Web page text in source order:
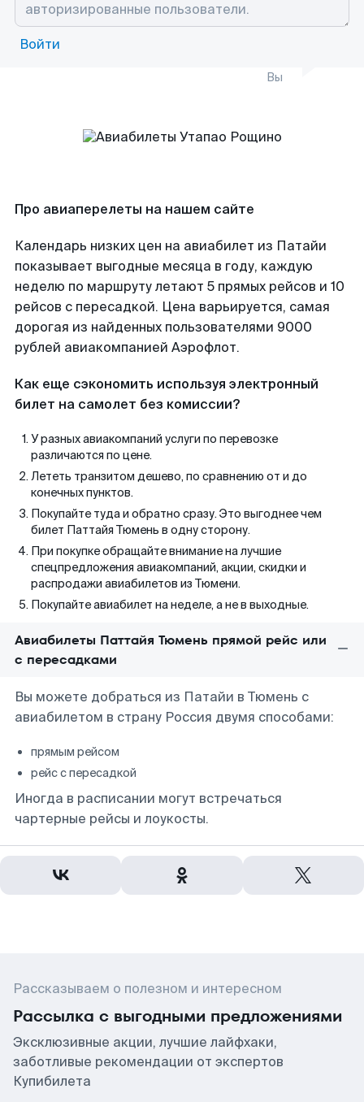
Войти
Вы
Про авиаперелеты на нашем сайте
Календарь низких цен на авиабилет из Патайи
показывает выгодные месяца в году, каждую
неделю по маршруту летают 5 прямых рейсов и 10
рейсов с пересадкой. Цена варьируется, самая
дорогая из найденных пользователями 9000
рублей авиакомпанией Аэрофлот.
Как еще сэкономить используя электронный
билет на самолет без комиссии?
У разных авиакомпаний услуги по перевозке
различаются по цене.
Лететь транзитом дешево, по сравнению от и до
конечных пунктов.
Покупайте туда и обратно сразу. Это выгоднее чем
билет Паттайя Тюмень в одну сторону.
При покупке обращайте внимание на лучшие
спецпредложения авиакомпаний, акции, скидки и
распродажи авиабилетов из Тюмени.
Покупайте авиабилет на неделе, а не в выходные.
Авиабилеты Паттайя Тюмень прямой рейс или
с пересадками
Вы можете добраться из Патайи в Тюмень с
авиабилетом в страну Россия двумя способами:
прямым рейсом
рейс с пересадкой
Иногда в расписании могут встречаться
чартерные рейсы и лоукосты.
Рассказываем о полезном и интересном
Рассылка с выгодными предложениями
Эксклюзивные акции, лучшие лайфхаки,
заботливые рекомендации от экспертов
Купибилета